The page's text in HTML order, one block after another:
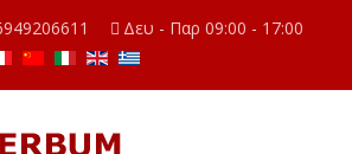
Δευ - Παρ 09:00 - 17:00